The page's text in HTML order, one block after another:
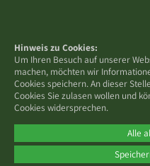
Alle
Hinweis zu Cookies:
Um Ihren Besuch auf unserer
machen, möchten wir
Cookies speichern. An dieser
Cookies Sie zulasen wollen und
Cookies widersprechen.